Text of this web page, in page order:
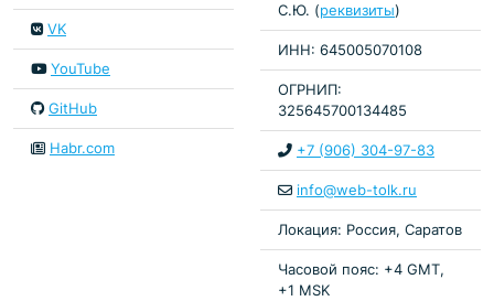
VK
YouTube
GitHub
Habr.com
С.Ю. (реквизиты)
ИНН: 645005070108
ОГРНИП:
325645700134485
+7 (906) 304-97-83
info@web-tolk.ru
Локация: Россия, Саратов
Часовой пояс: +4 GMT,
+1 MSK